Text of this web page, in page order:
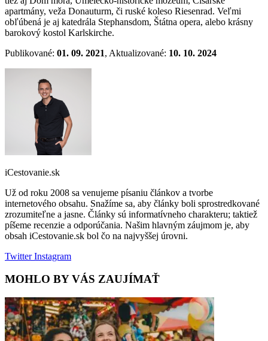
apartmány, veža Donauturm, či ruské koleso Riesenrad. Veľmi
obľúbená je aj katedrála Stephansdom, Štátna opera, alebo krásny
barokový kostol Karlskirche.
Publikované: 01. 09. 2021, Aktualizované: 10. 10. 2024
iCestovanie.sk
Už od roku 2008 sa venujeme písaniu článkov a tvorbe
internetového obsahu. Snažíme sa, aby články boli sprostredkované
zrozumiteľne a jasne. Články sú informatívneho charakteru; taktiež
píšeme recenzie a odporúčania. Našim hlavným záujmom je, aby
obsah iCestovanie.sk bol čo na najvyššej úrovni.
TwitterInstagram
MOHLO BY VÁS ZAUJÍMAŤ